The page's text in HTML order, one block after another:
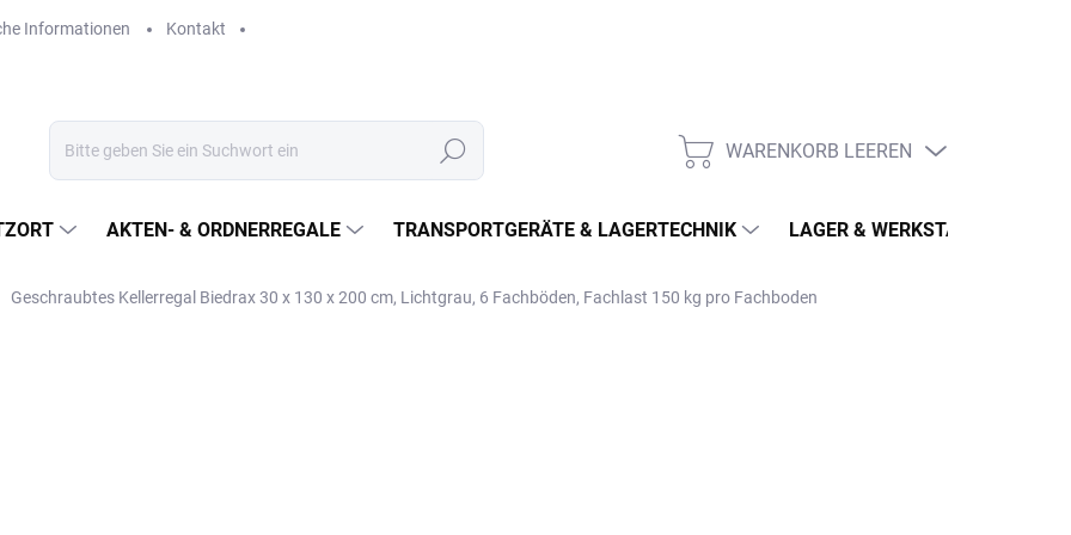
Informationen Kontakt
Suchen WARENKORB
WARENKORB LEEREN
AKTEN- & ORDNERREGALE TRANSPORTGERÄTE & LAGERTECHNIK LAGER & WERKSTATT
Geschraubtes Kellerregal Biedrax 30 x 130 x 200 cm, Lichtgrau, 6 Fachböden, Fachlast 150 kg pro Fachboden